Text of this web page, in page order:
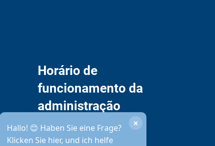
Hallo! 😊 Haben Sie eine Frage?
Klicken Sie hier, und ich helfe
×
Horário de
funcionamento da
administração
municipal